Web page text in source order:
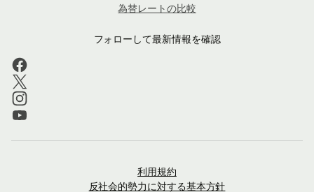
為替レートの比較
フォローして最新情報を確認
利用規約
反社会的勢力に対する基本方針